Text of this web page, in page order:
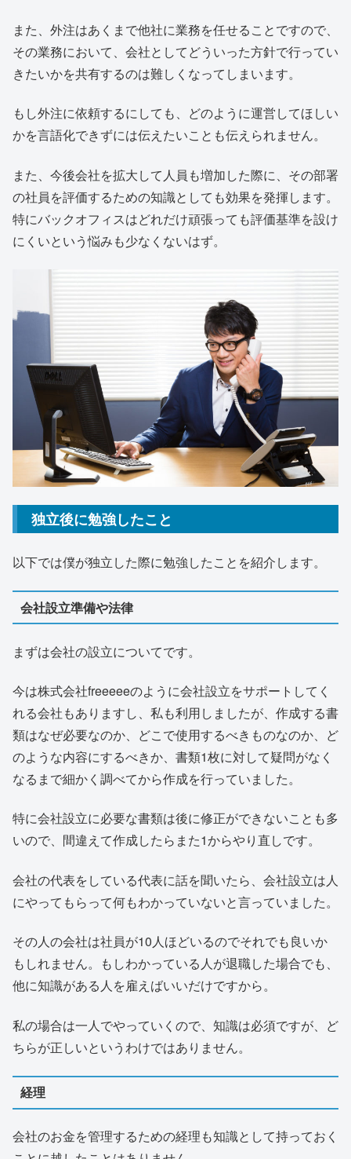
また、外注はあくまで他社に業務を任せることですので、
その業務において、会社としてどういった方針で行ってい
きたいかを共有するのは難しくなってしまいます。
もし外注に依頼するにしても、どのように運営してほしい
かを言語化できずには伝えたいことも伝えられません。
また、今後会社を拡大して人員も増加した際に、その部署
の社員を評価するための知識としても効果を発揮します。
特にバックオフィスはどれだけ頑張っても評価基準を設け
にくいという悩みも少なくないはず。
独立後に勉強したこと
以下では僕が独立した際に勉強したことを紹介します。
会社設立準備や法律
まずは会社の設立についてです。
今は株式会社freeeeeのように会社設立をサポートしてく
れる会社もありますし、私も利用しましたが、作成する書
類はなぜ必要なのか、どこで使用するべきものなのか、ど
のような内容にするべきか、書類1枚に対して疑問がなく
なるまで細かく調べてから作成を行っていました。
特に会社設立に必要な書類は後に修正ができないことも多
いので、間違えて作成したらまた1からやり直しです。
会社の代表をしている代表に話を聞いたら、会社設立は人
にやってもらって何もわかっていないと言っていました。
その人の会社は社員が10人ほどいるのでそれでも良いか
もしれません。もしわかっている人が退職した場合でも、
他に知識がある人を雇えばいいだけですから。
私の場合は一人でやっていくので、知識は必須ですが、ど
ちらが正しいというわけではありません。
経理
会社のお金を管理するための経理も知識として持っておく